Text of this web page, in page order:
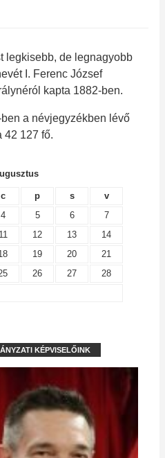
legkisebb, de legnagyobb
I. Ferenc József
kapta 1882-ben.
a névjegyzékben lévő
42 127 fő.
c p s
v
4 5 6
7
11 12 13
14
19 20
21
26 27
28
KÉPVISELŐINK